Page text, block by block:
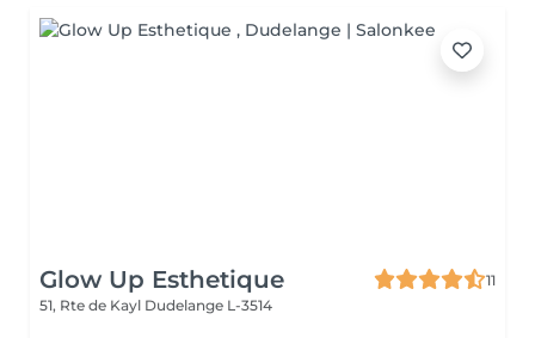
Glow Up Esthetique
11
51, Rte de Kayl Dudelange L-3514